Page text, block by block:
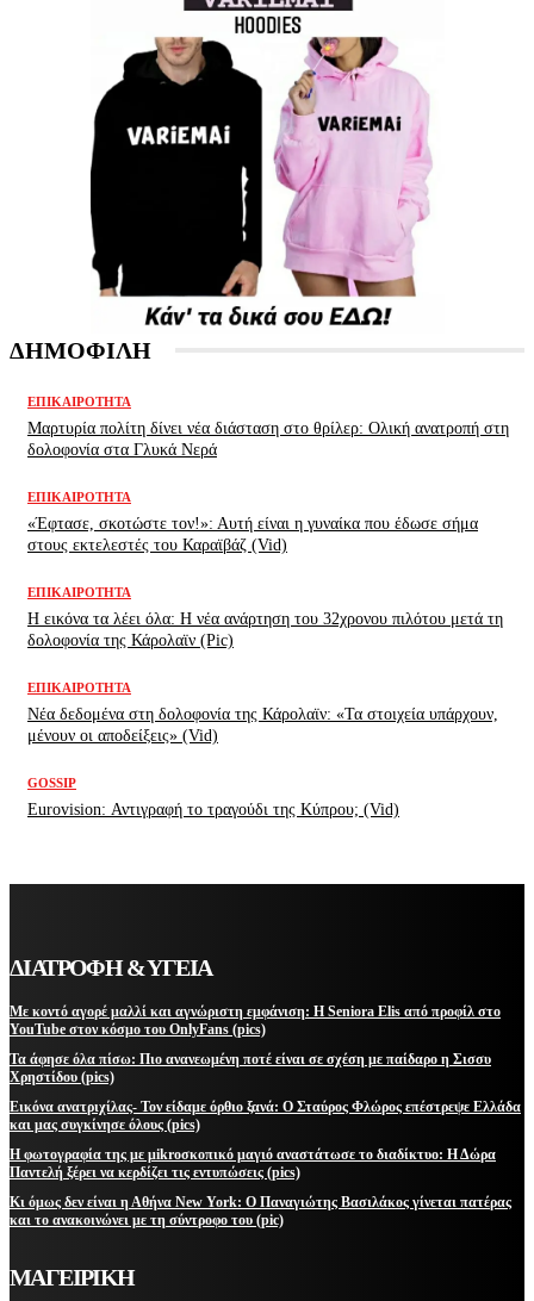
ΔΗΜΟΦΙΛΗ
ΕΠΙΚΑΙΡΌΤΗΤΑ
Μαρτυρία πολίτη δίνει νέα διάσταση στο θρίλερ: Ολική ανατροπή στη
δολοφονία στα Γλυκά Νερά
ΕΠΙΚΑΙΡΌΤΗΤΑ
«Έφτασε, σκοτώστε τον!»: Αυτή είναι η γυναίκα που έδωσε σήμα
στους εκτελεστές του Καραϊβάζ (Vid)
ΕΠΙΚΑΙΡΌΤΗΤΑ
H εικόνα τα λέει όλα: H νέα ανάρτηση του 32χρονου πιλότου μετά τη
δολοφονία της Κάρολαϊν (Pic)
ΕΠΙΚΑΙΡΌΤΗΤΑ
Νέα δεδομένα στη δολοφονία της Κάρολαϊν: «Τα στοιχεία υπάρχουν,
μένουν οι αποδείξεις» (Vid)
GOSSIP
Eurovision: Αντιγραφή το τραγούδι της Κύπρου; (Vid)
ΔΙΑΤΡΟΦΗ & ΥΓΕΙΑ
Με κοντό αγορέ μαλλί και αγνώριστη εμφάνιση: Η Seniora Elis από προφίλ στο
YouTube στον κόσμο του OnlyFans (pics)
Τα άφησε όλα πίσω: Πιο ανανεωμένη ποτέ είναι σε σχέση με παίδαρο η Σισσυ
Χρηστίδου (pics)
Εικόνα ανατριχίλας- Τον είδαμε όρθιο ξανά: Ο Σταύρος Φλώρος επέστρεψε Ελλάδα
και μας συγκίνησε όλους (pics)
Η φωτογραφία της με μikroσκοπικό μαγιό αναστάτωσε το διαδίκτυο: Η Δώρα
Παντελή ξέρει να κερδίζει τις εντυπώσεις (pics)
Κι όμως δεν είναι η Αθήνα New York: Ο Παναγιώτης Βασιλάκος γίνεται πατέρας
και το ανακοινώνει με τη σύντροφο του (pic)
ΜΑΓΕΙΡΙΚΗ